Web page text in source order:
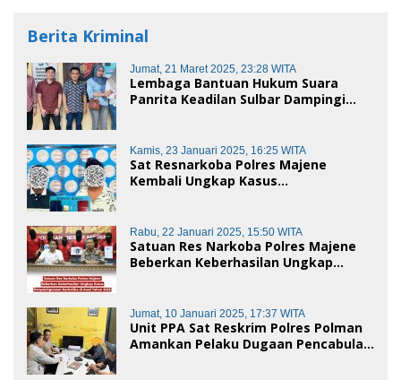
Berita Kriminal
Jumat, 21 Maret 2025, 23:28 WITA
Lembaga Bantuan Hukum Suara
Panrita Keadilan Sulbar Dampingi
Polman
Kamis, 23 Januari 2025, 16:25 WITA
Sat Resnarkoba Polres Majene
Kembali Ungkap Kasus
Rabu, 22 Januari 2025, 15:50 WITA
Satuan Res Narkoba Polres Majene
Beberkan Keberhasilan Ungkap
Jumat, 10 Januari 2025, 17:37 WITA
Unit PPA Sat Reskrim Polres Polman
Amankan Pelaku Dugaan Pencabulan